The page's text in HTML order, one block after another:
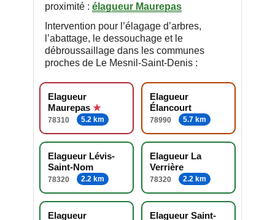
proximité : élagueur Maurepas
Intervention pour l’élagage d’arbres,
l’abattage, le dessouchage et le
débroussaillage dans les communes
proches de Le Mesnil-Saint-Denis :
Elagueur
Maurepas
78310 5.2 km
Elagueur
Élancourt
78990 5.7 km
Elagueur Lévis-
Saint-Nom
78320 2.2 km
Elagueur La
Verrière
78320 2.2 km
Elagueur Elagueur Saint-